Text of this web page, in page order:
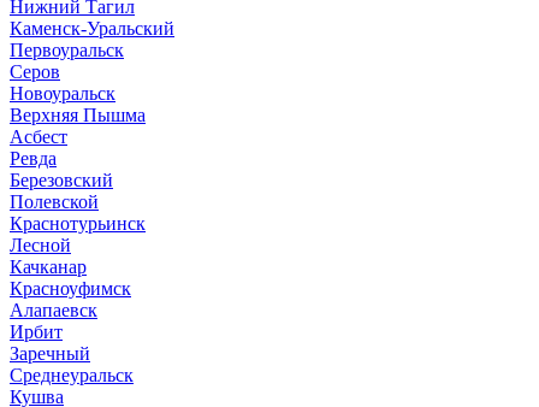
Нижний Тагил
Каменск-Уральский
Первоуральск
Серов
Новоуральск
Верхняя Пышма
Асбест
Ревда
Березовский
Полевской
Краснотурьинск
Лесной
Качканар
Красноуфимск
Алапаевск
Ирбит
Заречный
Среднеуральск
Кушва